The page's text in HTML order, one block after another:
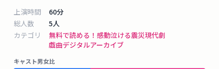
タ
ベ
ス
上演時間
60分
総人数
5人
カテゴリ
無料で読める！ 感動泣ける震災現代劇
戯曲デジタルアーカイブ
キャスト男女比